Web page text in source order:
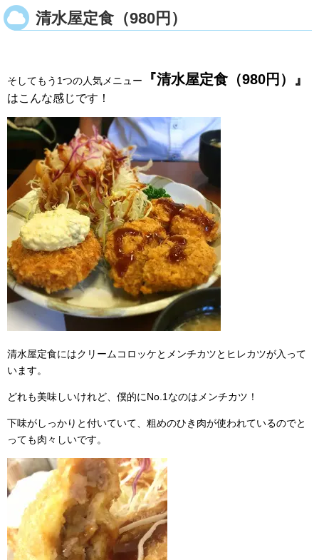
清水屋定食（980円）
そしてもう1つの人気メニュー 『清水屋定食（980円）』
はこんな感じです！
清水屋定食にはクリームコロッケとメンチカツとヒレカツが入って
います。
どれも美味しいけれど、僕的にNo.1なのはメンチカツ！
下味がしっかりと付いていて、粗めのひき肉が使われているのでと
っても肉々しいです。